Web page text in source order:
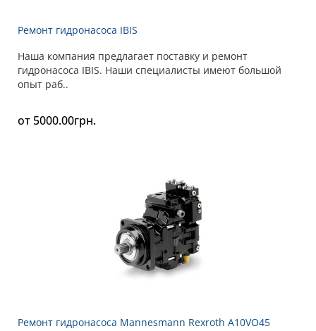
Ремонт гидронасоса IBIS
Наша компания предлагает поставку и ремонт
гидронасоса IBIS. Наши специалисты имеют большой
опыт раб..
от 5000.00грн.
Ремонт гидронасоса Mannesmann Rexroth A10VO45